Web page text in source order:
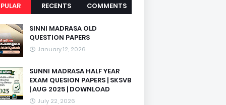
RECENTS COMMENTS
SINNI MADRASA OLD
QUESTION PAPERS
January 12, 2026
SUNNI MADRASA HALF YEAR
EXAM QUESION PAPERS | SKSVB
| AUG 2025 | DOWNLOAD
July 22, 2026